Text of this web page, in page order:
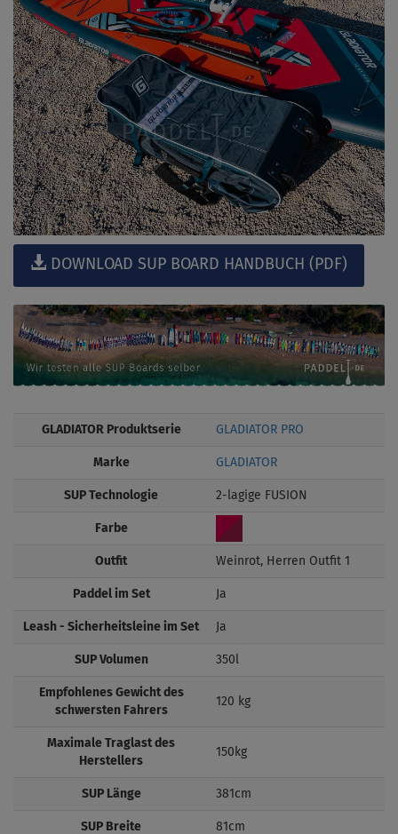
DOWNLOAD SUP BOARD HANDBUCH (PDF)
GLADIATOR Produktserie GLADIATOR PRO
Marke GLADIATOR
SUP Technologie 2-lagige FUSION
Farbe
Outfit Weinrot, Herren Outfit 1
Paddel im Set Ja
Leash - Sicherheitsleine im Set Ja
SUP Volumen 350l
Empfohlenes Gewicht des
schwersten Fahrers
120 kg
Maximale Traglast des
Herstellers
150kg
SUP Länge 381cm
SUP Breite 81cm